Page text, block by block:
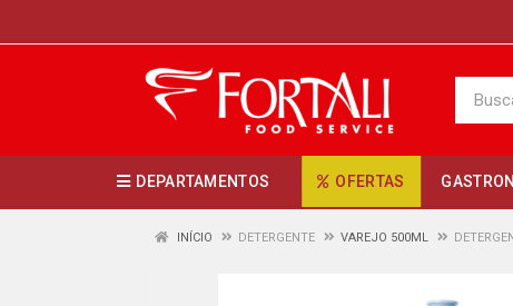
DEPARTAMENTOS OFERTAS
INÍCIO DETERGENTE VAREJO 500ML